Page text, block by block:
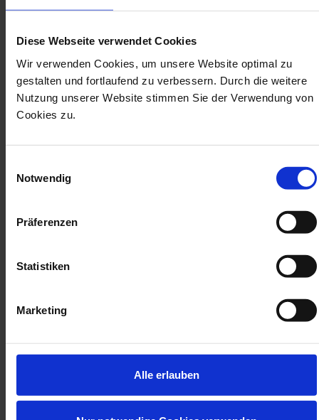
Diese Webseite verwendet Cookies
Wir verwenden Cookies, um unsere Website optimal zu
gestalten und fortlaufend zu verbessern. Durch die weitere
Nutzung unserer Website stimmen Sie der Verwendung von
Cookies zu.
Notwendig
Präferenzen
Statistiken
Marketing
Alle erlauben
"4D Dentistry™ is only taking off, there is still a lot to discover.
By relying on its technological innovations and its ecosystem,
protocols has begun and we hope you are as excited as we